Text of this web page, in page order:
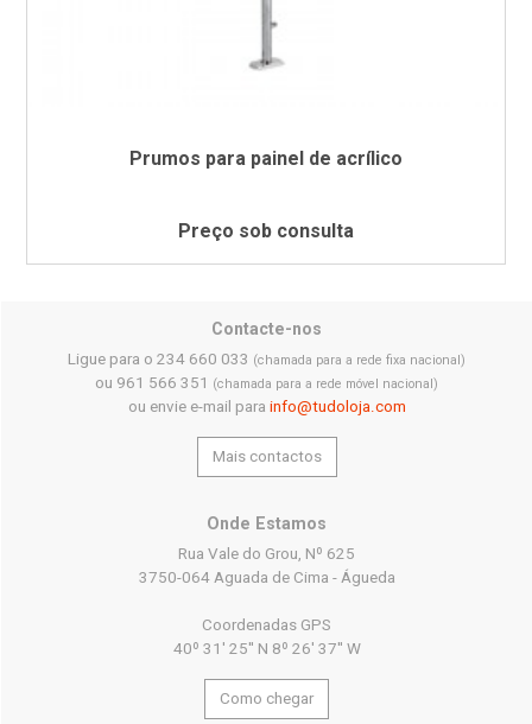
Prumos para painel de acrílico
Preço sob consulta
Contacte-nos
Ligue para o 234 660 033 (chamada para a rede fixa nacional)
ou 961 566 351 (chamada para a rede móvel nacional)
ou envie e-mail para info@tudoloja.com
Mais contactos
Onde Estamos
Rua Vale do Grou, Nº 625
3750-064 Aguada de Cima - Águeda
Coordenadas GPS
40º 31' 25'' N 8º 26' 37'' W
Como chegar